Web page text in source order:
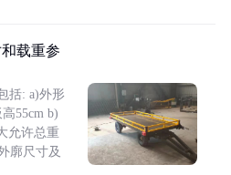
载重参
括: a)外形
55cm b)
允许总重
廓尺寸及